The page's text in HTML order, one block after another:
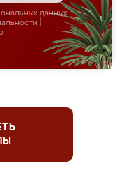
данных